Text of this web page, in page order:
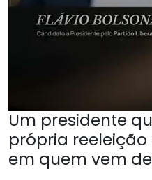
Um presidente
própria
em quem vem